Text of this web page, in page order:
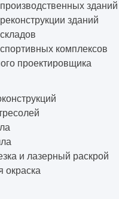
зданий
зданий
комплексов
проектировщика
и лазерный раскрой
окраска